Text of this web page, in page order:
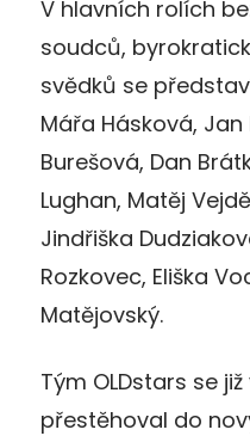
V hlavních rolích
soudců,
svědků se
Mářa Hásková,
Burešová, Dan
Lughan, Matěj
Jindřiška
Rozkovec, Eliška
Matějovský.
Tým OLDstars se
přestěhoval do